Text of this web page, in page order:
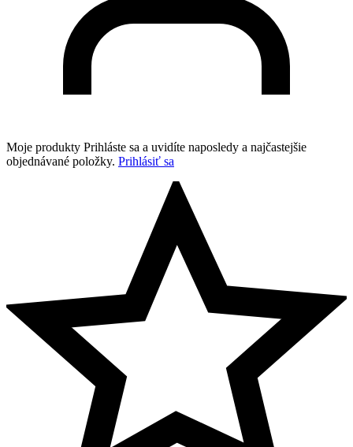
Moje produkty Prihláste sa a uvidíte naposledy a najčastejšie
objednávané položky. Prihlásiť sa